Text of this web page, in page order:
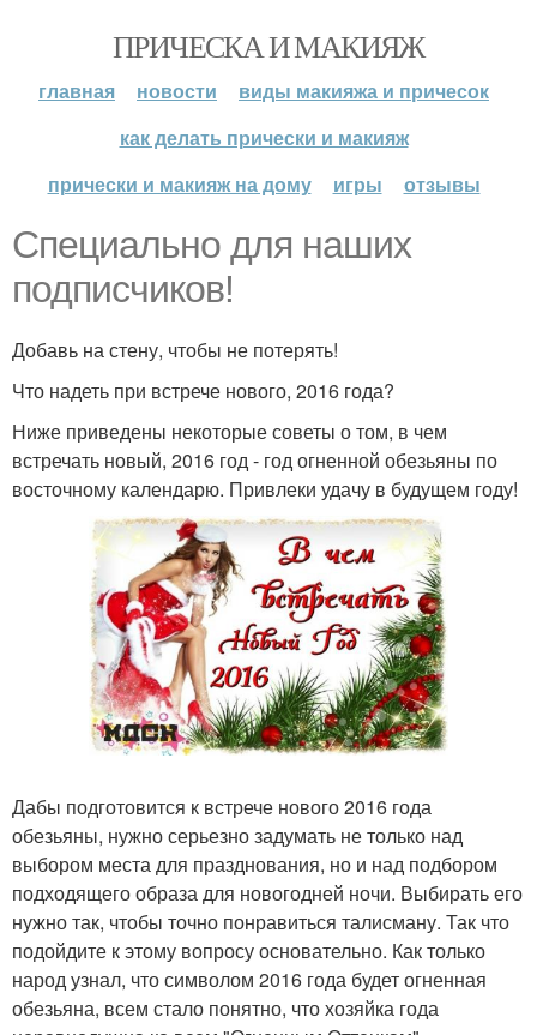
ПРИЧЕСКА И МАКИЯЖ
главная новости
виды макияжа и причесок
как делать прически и макияж
прически и макияж на дому
игры отзывы
Специально для наших
подписчиков!
Добавь на стену, чтобы не потерять!
Что надеть при встрече нового, 2016 года?
Ниже приведены некоторые советы о том, в чем
встречать новый, 2016 год - год огненной обезьяны по
восточному календарю. Привлеки удачу в будущем году!
Дабы подготовится к встрече нового 2016 года
обезьяны, нужно серьезно задумать не только над
выбором места для празднования, но и над подбором
подходящего образа для новогодней ночи. Выбирать его
нужно так, чтобы точно понравиться талисману. Так что
подойдите к этому вопросу основательно. Как только
народ узнал, что символом 2016 года будет огненная
обезьяна, всем стало понятно, что хозяйка года